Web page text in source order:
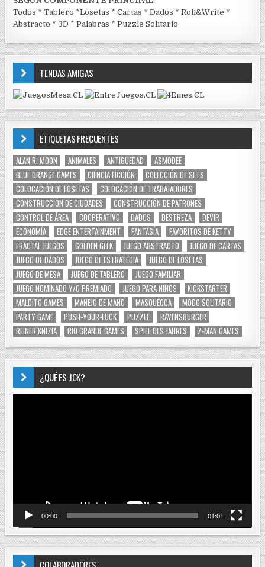
Todos *Tablero *Losetas *Cartas *Dados *Roll&Write *
Abstracto *3D *Palabras *Puzzle Solitario
TENDAS AMIGAS
ETIQUETAS FRECUENTES
ALAN R. MOON ANIMALES ANTIGÜEDAD
ASMODEE
BLUE ORANGE GAMES
CIENCIA FICCIÓN
COLECCIÓN DE SETS
COLOCACIÓN DE LOSETAS
COLOCACIÓN DE TRABAJADORES
CONSTRUCCIÓN DE CIUDADES
CONSTRUCCIÓN DE PATRONES
CONTROL DE ÁREA
COOPERATIVO DADOS DESTREZA
DEVIR
ECONOMÍA
EDGE ENTERTAINMENT FANTASÍA
FAVORITOS DE KETTY
FRACTAL JUEGOS
GOLDEN GEEK JUEGO ABSTRACTO
JUEGO DE CARTAS
JUEGO DE DADOS
JUEGO DE ESTRATEGIA
JUEGO DE LOSETAS
JUEGO DE MESA
JUEGO DE TABLERO
JUEGO FAMILIAR
JUEGO NOMINADO Y/O PREMIADO
JUEGO PARA NIÑOS
KICKSTARTER
MALDITO GAMES
MANEJO DE MANO MASQUEOCA
MODO SOLITARIO
PARTY GAME
PUSH-YOUR-LUCK PUZZLE
RAVENSBURGER
REINER KNIZIA
RIO GRANDE GAMES SPIEL DES JAHRES Z-MAN GAMES
¿QUÉ ES JCK?
00:00 01:01